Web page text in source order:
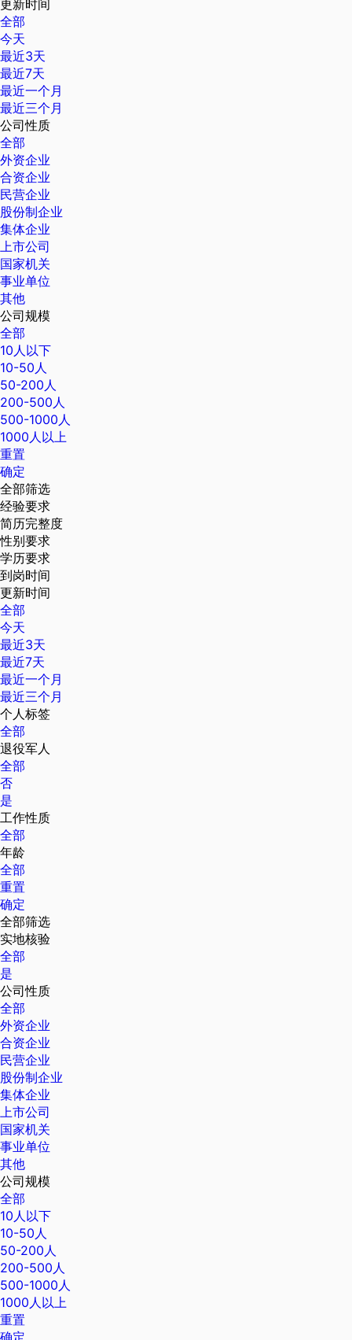
更新时间
全部
今天
最近3天
最近7天
最近一个月
最近三个月
公司性质
全部
外资企业
合资企业
民营企业
股份制企业
集体企业
上市公司
国家机关
事业单位
其他
公司规模
全部
10人以下
10-50人
50-200人
200-500人
500-1000人
1000人以上
重置
确定
全部筛选
经验要求
简历完整度
性别要求
学历要求
到岗时间
更新时间
全部
今天
最近3天
最近7天
最近一个月
最近三个月
个人标签
全部
退役军人
全部
否
是
工作性质
全部
年龄
全部
重置
确定
全部筛选
实地核验
全部
是
公司性质
全部
外资企业
合资企业
民营企业
股份制企业
集体企业
上市公司
国家机关
事业单位
其他
公司规模
全部
10人以下
10-50人
50-200人
200-500人
500-1000人
1000人以上
重置
确定